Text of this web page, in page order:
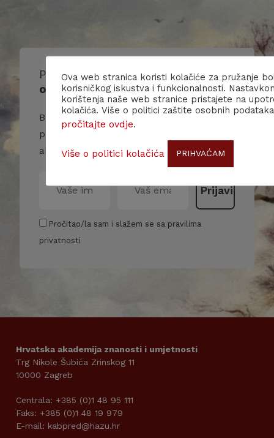
Prijavite se na naš
obavjesnik/newsletter!
Budite u toku s našim događanjima i
primajte više informacija o nama i našim
aktivnostima.
Pročitao/la sam i slažem se sa pravilima
privatnosti
Hrvatska akademija znanosti i umjetnosti
Trg Nikole Šubića Zrinskog 11
10000 Zagreb
Centrala: +385 (0)1 48 95 111
Faks: +385 (0)1 48 19 979
E-mail: kabpred@hazu.hr
Ova web stranica koristi kolačiće za pružanje
korisničkog iskustva i funkcionalnosti.
korištenja naše web stranice pristajete na
kolačića. Više o politici zaštite osobnih podataka
pročitajte ovdje.
Više o politici kolačića PRIHVAĆAM